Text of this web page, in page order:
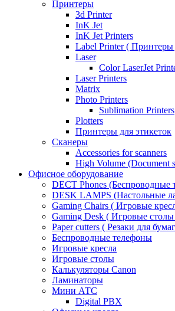
Принтеры
3d Printer
InK Jet
InK Jet Printers
Label Printer ( Принтеры
Laser
Color LaserJet
Laser Printers
Matrix
Photo Printers
Sublimation Printers
Plotters
Принтеры для этикеток
Сканеры
Accessories for scanners
High Volume (Document
Офисное оборудование
DECT Phones (Беспроводные
DESK LAMPS (Настольные
Gaming Chairs ( Игровые
Gaming Desk ( Игровые
Paper cutters ( Резаки для
Беспроводные телефоны
Игровые кресла
Игровые столы
Калькуляторы Canon
Ламинаторы
Мини АТС
Digital PBX